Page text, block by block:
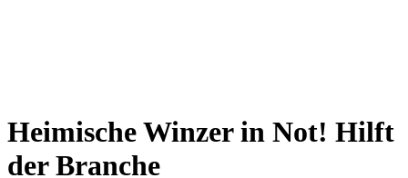
Heimische Winzer in Not! Hilft
der Branche